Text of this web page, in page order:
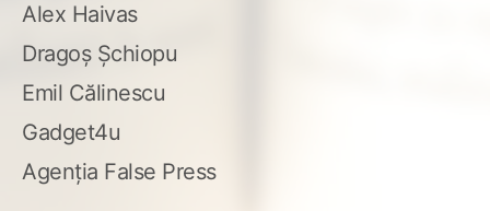
Alex Haivas
Dragoș Șchiopu
Emil Călinescu
Gadget4u
Agenția False Press